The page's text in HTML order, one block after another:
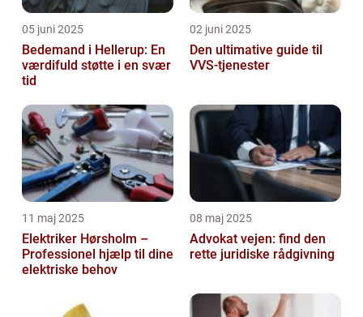
05 juni 2025
Bedemand i Hellerup: En
værdifuld støtte i en svær
tid
02 juni 2025
Den ultimative guide til
VVS-tjenester
11 maj 2025
Elektriker Hørsholm –
Professionel hjælp til dine
elektriske behov
08 maj 2025
Advokat vejen: find den
rette juridiske rådgivning